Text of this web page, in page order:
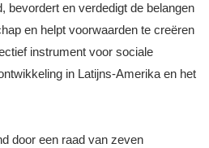
bevordert en verdedigt de belangen
en helpt voorwaarden te creëren
instrument voor sociale
in Latijns-Amerika en het
door een raad van zeven